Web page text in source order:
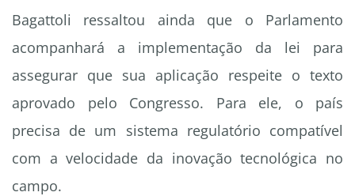
Bagattoli ressaltou ainda que o Parlamento
acompanhará a implementação da lei para
assegurar que sua aplicação respeite o texto
aprovado pelo Congresso. Para ele, o país
precisa de um sistema regulatório compatível
com a velocidade da inovação tecnológica no
campo.